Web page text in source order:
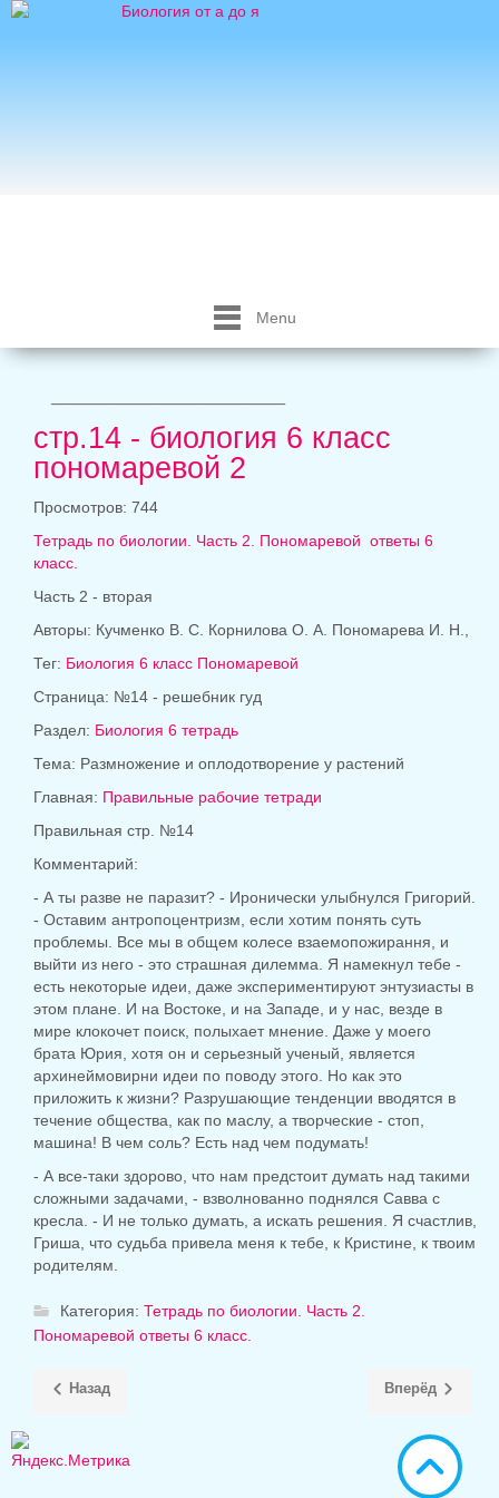
Menu
стр.14 - биология 6 класс
пономаревой 2
Просмотров: 744
Тетрадь по биологии. Часть 2. Пономаревой ответы 6
класс.
Часть 2 - вторая
Авторы: Кучменко В. С. Корнилова О. А. Пономарева И. Н.,
Тег: Биология 6 класс Пономаревой
Страница: №14 - решебник гуд
Раздел: Биология 6 тетрадь
Тема: Размножение и оплодотворение у растений
Главная: Правильные рабочие тетради
Правильная стр. №14
Комментарий:
- А ты разве не паразит? - Иронически улыбнулся Григорий.
- Оставим антропоцентризм, если хотим понять суть
проблемы. Все мы в общем колесе взаемопожирання, и
выйти из него - это страшная дилемма. Я намекнул тебе -
есть некоторые идеи, даже экспериментируют энтузиасты в
этом плане. И на Востоке, и на Западе, и у нас, везде в
мире клокочет поиск, полыхает мнение. Даже у моего
брата Юрия, хотя он и серьезный ученый, является
архинеймовирни идеи по поводу этого. Но как это
приложить к жизни? Разрушающие тенденции вводятся в
течение общества, как по маслу, а творческие - стоп,
машина! В чем соль? Есть над чем подумать!
- А все-таки здорово, что нам предстоит думать над такими
сложными задачами, - взволнованно поднялся Савва с
кресла. - И не только думать, а искать решения. Я счастлив,
Гриша, что судьба привела меня к тебе, к Кристине, к твоим
родителям.
Категория: Тетрадь по биологии. Часть 2.
Пономаревой ответы 6 класс.
Назад Вперёд